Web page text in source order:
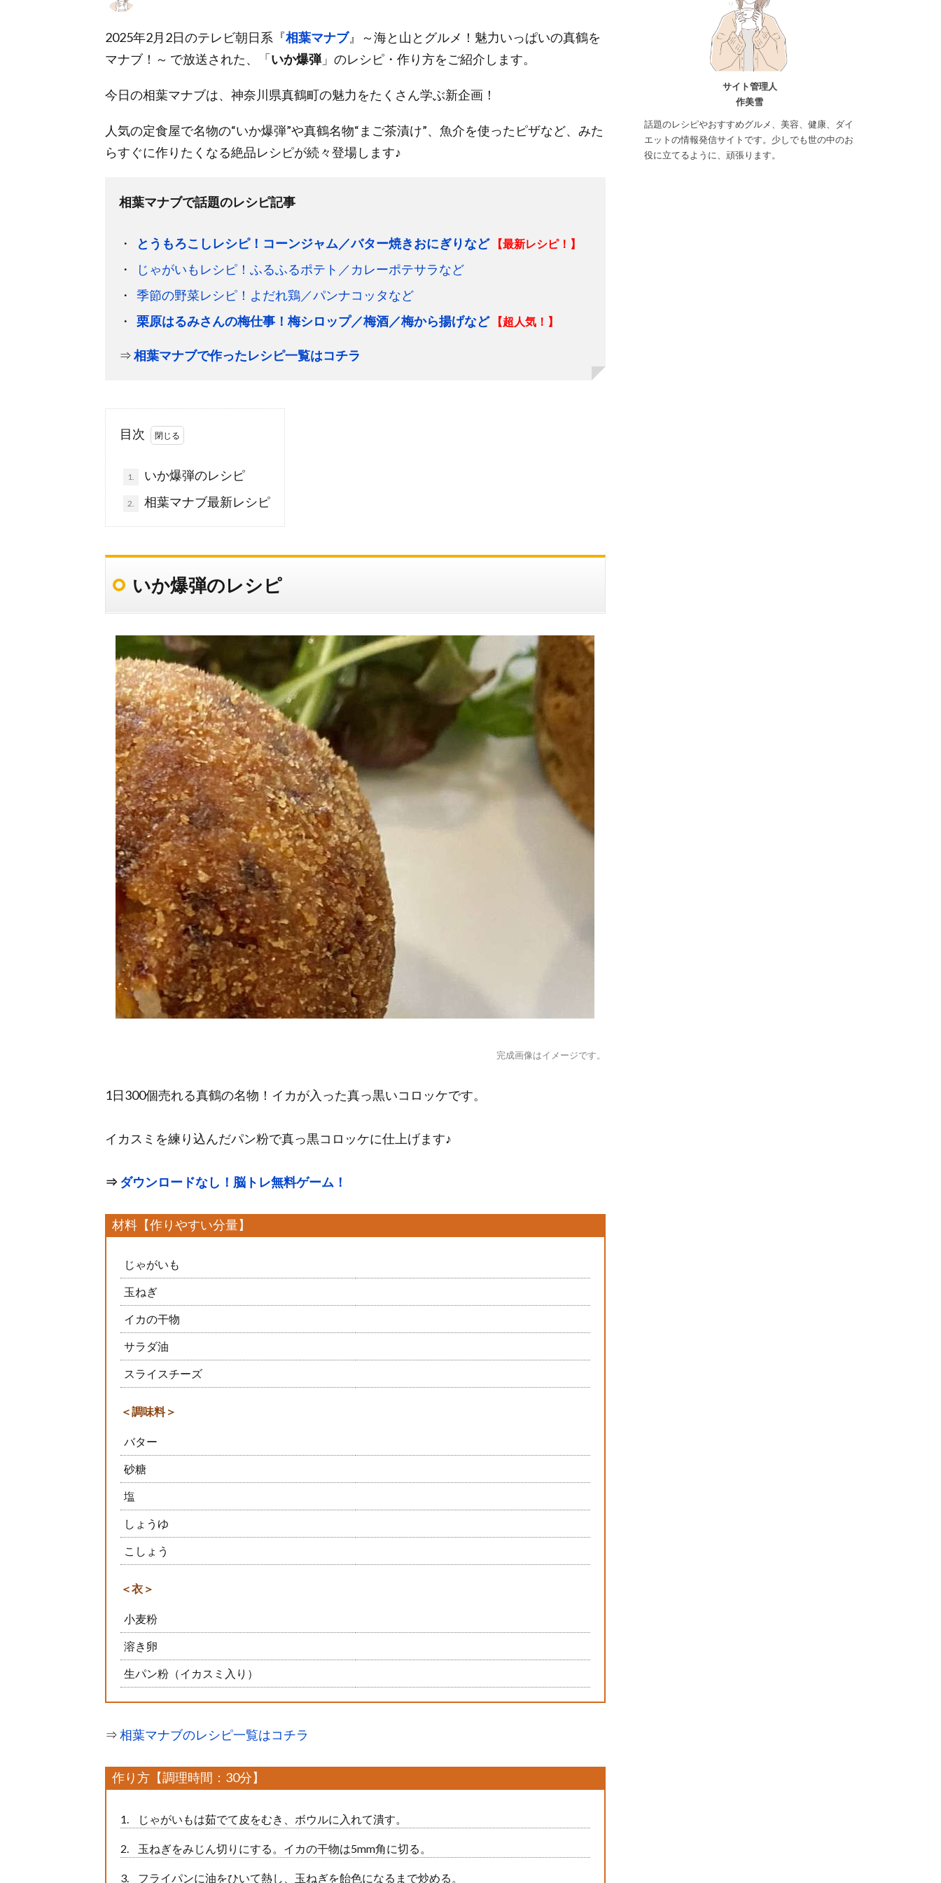
2025年2月2日のテレビ朝日系『相葉マナブ』～海と山とグルメ！魅力いっぱいの真鶴を
マナブ！～ で放送された、「いか爆弾」のレシピ・作り方をご紹介します。
今日の相葉マナブは、神奈川県真鶴町の魅力をたくさん学ぶ新企画！
人気の定食屋で名物の“いか爆弾”や真鶴名物“まご茶漬け”、魚介を使ったピザなど、みた
らすぐに作りたくなる絶品レシピが続々登場します♪
相葉マナブで話題のレシピ記事
とうもろこしレシピ！コーンジャム／バター焼きおにぎりなど 【最新レシピ！】
じゃがいもレシピ！ふるふるポテト／カレーポテサラなど
季節の野菜レシピ！よだれ鶏／パンナコッタなど
栗原はるみさんの梅仕事！梅シロップ／梅酒／梅から揚げなど
【超人気！】
⇒相葉マナブで作ったレシピ一覧はコチラ
目次
1. いか爆弾のレシピ
2. 相葉マナブ最新レシピ
いか爆弾のレシピ
完成画像はイメージです。
1日300個売れる真鶴の名物！イカが入った真っ黒いコロッケです。
イカスミを練り込んだパン粉で真っ黒コロッケに仕上げます♪
⇒ダウンロードなし！脳トレ無料ゲーム！
材料【作りやすい分量】
じゃがいも
玉ねぎ
イカの干物
サラダ油
スライスチーズ
＜調味料＞
バター
砂糖
塩
しょうゆ
こしょう
＜衣＞
小麦粉
溶き卵
生パン粉（イカスミ入り）
⇒相葉マナブのレシピ一覧はコチラ
作り方【調理時間：30分】
じゃがいもは茹でて皮をむき、ボウルに入れて潰す。
玉ねぎをみじん切りにする。イカの干物は5mm角に切る。
フライパンに油をひいて熱し、玉ねぎを飴色になるまで炒める。
サイト管理人
作美雪
話題のレシピやおすすめグルメ、美容、健康、ダイ
エットの情報発信サイトです。少しでも世の中のお
役に立てるように、頑張ります。